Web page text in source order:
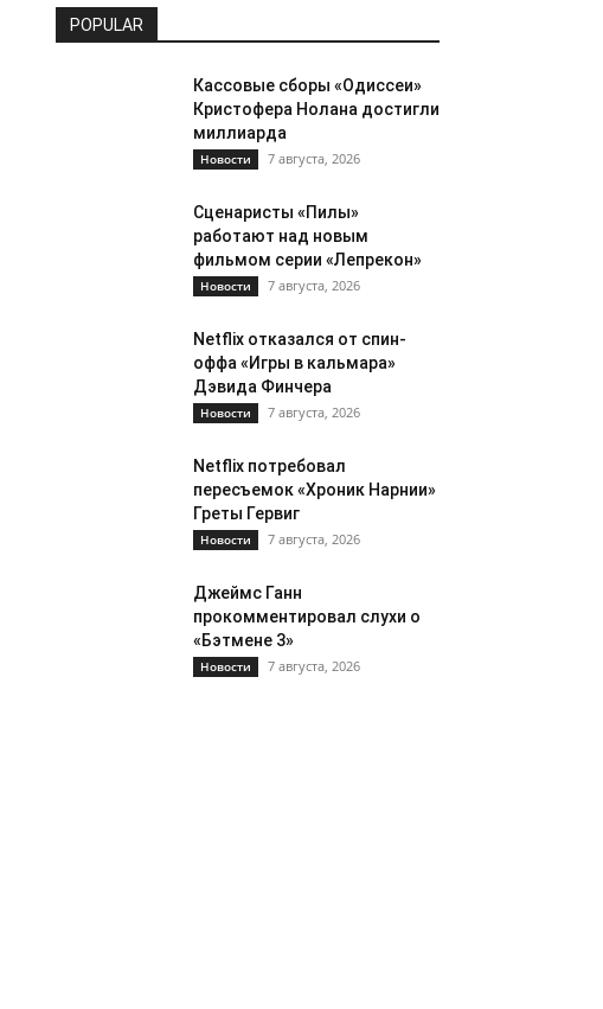
POPULAR
Кассовые сборы «Одиссеи»
Кристофера Нолана достигли
миллиарда
Новости 7 августа, 2026
Сценаристы «Пилы»
работают над новым
фильмом серии «Лепрекон»
Новости 7 августа, 2026
Netflix отказался от спин-
оффа «Игры в кальмара»
Дэвида Финчера
Новости 7 августа, 2026
Netflix потребовал
пересъемок «Хроник Нарнии»
Греты Гервиг
Новости 7 августа, 2026
Джеймс Ганн
прокомментировал слухи о
«Бэтмене 3»
Новости 7 августа, 2026